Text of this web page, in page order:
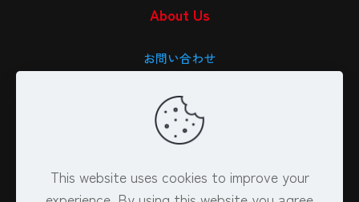
About Us
お問い合わせ
会社概要
特定商取引法に基づく表記
This website uses cookies to improve your